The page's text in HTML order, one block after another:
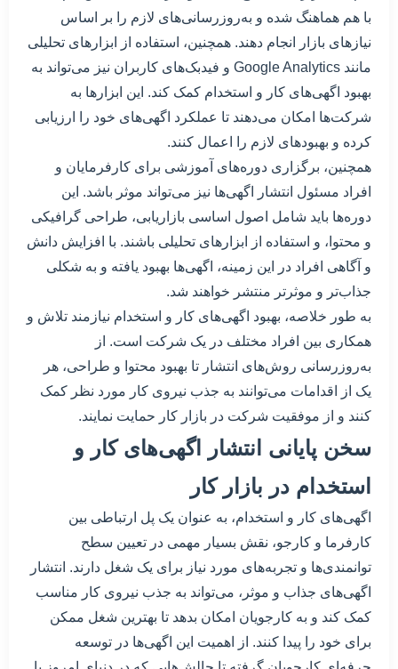
با هم هماهنگ شده و به‌روزرسانی‌های لازم را بر اساس
نیاز‌های بازار انجام دهند. همچنین، استفاده از ابزارهای تحلیلی
مانند Google Analytics و فیدبک‌های کاربران نیز می‌تواند به
بهبود اگهی‌های کار و استخدام کمک کند. این ابزارها به
شرکت‌ها امکان می‌دهند تا عملکرد اگهی‌های خود را ارزیابی
کرده و بهبود‌های لازم را اعمال کنند.
همچنین، برگزاری دوره‌های آموزشی برای کارفرمایان و
افراد مسئول انتشار اگهی‌ها نیز می‌تواند موثر باشد. این
دوره‌ها باید شامل اصول اساسی بازاریابی، طراحی گرافیکی
و محتوا، و استفاده از ابزارهای تحلیلی باشند. با افزایش دانش
و آگاهی افراد در این زمینه، اگهی‌ها بهبود یافته و به شکلی
جذاب‌تر و موثرتر منتشر خواهند شد.
به طور خلاصه، بهبود اگهی‌های کار و استخدام نیازمند تلاش و
همکاری بین افراد مختلف در یک شرکت است. از
به‌روزرسانی روش‌های انتشار تا بهبود محتوا و طراحی، هر
یک از اقدامات می‌توانند به جذب نیروی کار مورد نظر کمک
کنند و از موفقیت شرکت در بازار کار حمایت نمایند.
سخن پایانی انتشار اگهی‌های کار و
استخدام در بازار کار
اگهی‌های کار و استخدام، به عنوان یک پل ارتباطی بین
کارفرما و کارجو، نقش بسیار مهمی در تعیین سطح
توانمندی‌ها و تجربه‌های مورد نیاز برای یک شغل دارند. انتشار
اگهی‌های جذاب و موثر، می‌تواند به جذب نیروی کار مناسب
کمک کند و به کارجویان امکان بدهد تا بهترین شغل ممکن
برای خود را پیدا کنند. از اهمیت این اگهی‌ها در توسعه